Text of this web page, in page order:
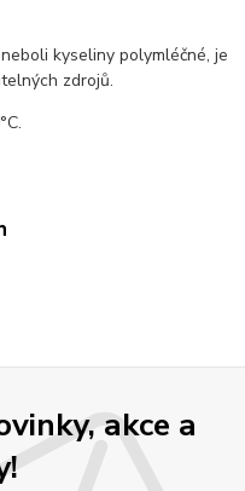
kyseliny polymléčné, je
zdrojů.
akce a